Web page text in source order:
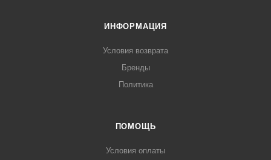
ИНФОРМАЦИЯ
Условия возврата
Бренды
Политика
ПОМОЩЬ
Условия оплаты